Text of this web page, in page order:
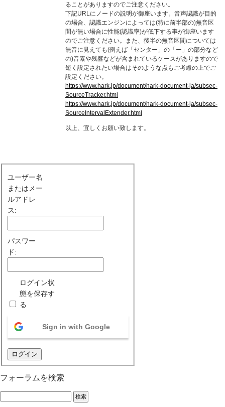
ることがありますのでご注意ください。
下記URLにノードの説明が御座います。音声認識が目的
の場合、認識エンジンによっては(特に前半部の)無音区
間が無い場合に性能(認識率)が低下する事が御座います
のでご注意ください。また、後半の無音区間については
無音に見えても(例えば「センター」の「ー」の部分など
の)音素や残響などが含まれているケースがありますので
短く設定されたい場合はそのような点もご考慮の上でご
設定ください。
https://www.hark.jp/document/hark-document-ja/subsec-
SourceTracker.html
https://www.hark.jp/document/hark-document-ja/subsec-
SourceIntervalExtender.html
以上、宜しくお願い致します。
ユーザー名
またはメー
ルアドレ
ス:
パスワー
ド:
ログイン状
態を保存す
る
Sign in with Google
ログイン
フォーラムを検索